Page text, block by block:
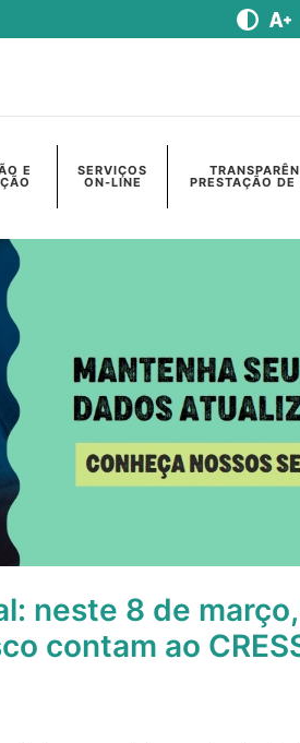
E SERVIÇOS
ON-LINE PRESTAÇÃO DE
neste 8 de
contam ao